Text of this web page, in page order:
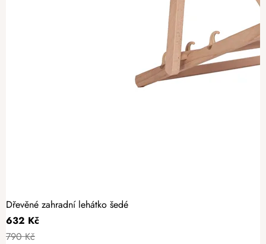
Dřevěné zahradní lehátko šedé
632 Kč
790 Kč